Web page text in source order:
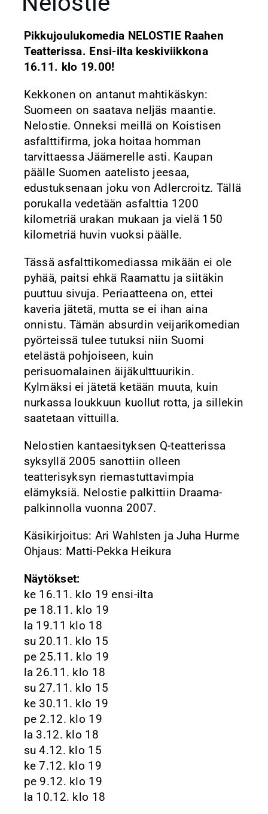
Pikkujoulukomedia NELOSTIE Raahen
Teatterissa. Ensi-ilta keskiviikkona
16.11. klo 19.00!
Kekkonen on antanut mahtikäskyn:
Suomeen on saatava neljäs maantie.
Nelostie. Onneksi meillä on Koistisen
asfalttifirma, joka hoitaa homman
tarvittaessa Jäämerelle asti. Kaupan
päälle Suomen aatelisto jeesaa,
edustuksenaan joku von Adlercroitz. Tällä
porukalla vedetään asfalttia 1200
kilometriä urakan mukaan ja vielä 150
kilometriä huvin vuoksi päälle.
Tässä asfalttikomediassa mikään ei ole
pyhää, paitsi ehkä Raamattu ja siitäkin
puuttuu sivuja. Periaatteena on, ettei
kaveria jätetä, mutta se ei ihan aina
onnistu. Tämän absurdin veijarikomedian
pyörteissä tulee tutuksi niin Suomi
etelästä pohjoiseen, kuin
perisuomalainen äijäkulttuurikin.
Kylmäksi ei jätetä ketään muuta, kuin
nurkassa loukkuun kuollut rotta, ja sillekin
saatetaan vittuilla.
Nelostien kantaesityksen Q-teatterissa
syksyllä 2005 sanottiin olleen
teatterisyksyn riemastuttavimpia
elämyksiä. Nelostie palkittiin Draama-
palkinnolla vuonna 2007.
Käsikirjoitus: Ari Wahlsten ja Juha Hurme
Ohjaus: Matti-Pekka Heikura
Näytökset:
ke 16.11. klo 19 ensi-ilta
pe 18.11. klo 19
la 19.11 klo 18
su 20.11. klo 15
pe 25.11. klo 19
la 26.11. klo 18
su 27.11. klo 15
ke 30.11. klo 19
pe 2.12. klo 19
la 3.12. klo 18
su 4.12. klo 15
ke 7.12. klo 19
pe 9.12. klo 19
la 10.12. klo 18